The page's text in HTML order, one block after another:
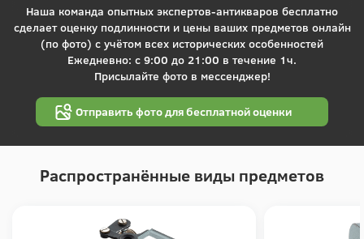
Наша команда опытных экспертов-антикваров бесплатно
сделает оценку подлинности и цены ваших предметов онлайн
(по фото) с учётом всех исторических особенностей
Ежедневно: с 9:00 до 21:00 в течение 1ч.
Присылайте фото в мессенджер!
Отправить фото для бесплатной оценки
Распространённые виды предметов